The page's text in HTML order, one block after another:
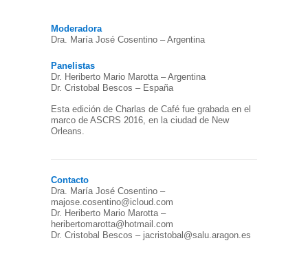
Moderadora
Dra. María José Cosentino – Argentina
Panelistas
Dr. Heriberto Mario Marotta – Argentina
Dr. Cristobal Bescos – España
Esta edición de Charlas de Café fue grabada en el
marco de ASCRS 2016, en la ciudad de New
Orleans.
Contacto
Dra. María José Cosentino –
majose.cosentino@icloud.com
Dr. Heriberto Mario Marotta –
heribertomarotta@hotmail.com
Dr. Cristobal Bescos – jacristobal@salu.aragon.es